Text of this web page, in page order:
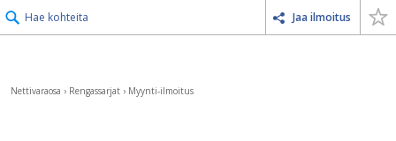
Hae kohteita Jaa ilmoitus
Nettivaraosa › Rengassarjat › Myynti-ilmoitus